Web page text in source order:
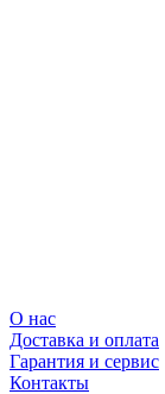
О нас
Доставка и оплата
Гарантия и сервис
Контакты